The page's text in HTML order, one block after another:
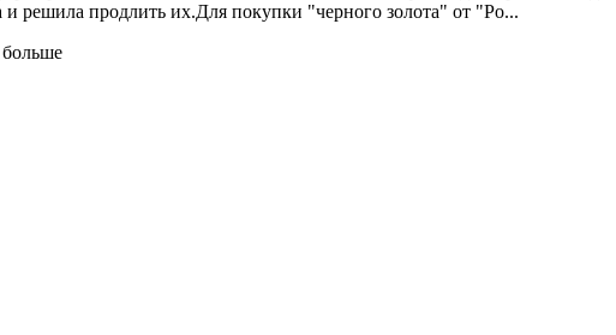
решила продлить их.Для покупки "черного золота" от "Ро...